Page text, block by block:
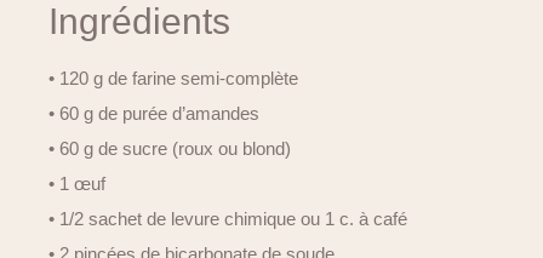
Ingrédients
• 120 g de farine semi-complète
• 60 g de purée d’amandes
• 60 g de sucre (roux ou blond)
• 1 œuf
• 1/2 sachet de levure chimique ou 1 c. à café
• 2 pincées de bicarbonate de soude